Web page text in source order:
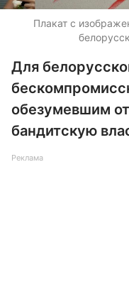
Плакат с
Для
обезумевшим
бандитскую
Реклама